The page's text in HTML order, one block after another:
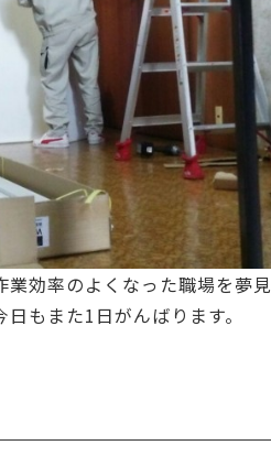
効率のよくなった職場を夢
もまた1日がんばります。